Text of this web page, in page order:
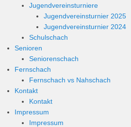
Jugendvereinsturniere
Jugendvereinsturnier 2025
Jugendvereinsturnier 2024
Schulschach
Senioren
Seniorenschach
Fernschach
Fernschach vs Nahschach
Kontakt
Kontakt
Impressum
Impressum